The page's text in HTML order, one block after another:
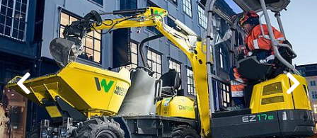
puesta en práctica
Obra ecológica en la
Exposición Nacional de
Jardinería de Alemania
Previous Next